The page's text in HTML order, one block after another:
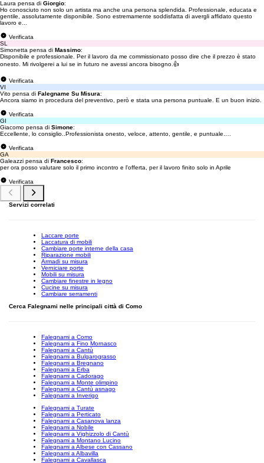
Laura pensa di Giorgio:
Ho conosciuto non solo un artista ma anche una persona splendida. Professionale, educata e
gentile, assolutamente disponibile. Sono estremamente soddisfatta di avergli affidato questo
lavoro e...
Verificata
SL
Simonetta pensa di Massimo:
Disponibile e professionale. Per il lavoro da me commissionato posso dire che il prezzo è stato
onesto. Mi rivolgerei a lui se in futuro ne avessi ancora bisogno.👍
Verificata
VI
Vito pensa di Falegname Su Misura:
Ancora siamo in procedura del preventivo, però e stata una persona puntuale. E un buon inizio.
Verificata
GI
Giacomo pensa di Simone:
Eccellente, lo consiglio..Professionista onesto, veloce, attento, gentile, e puntuale….
Verificata
GA
Galeazzi pensa di Francesco:
per ora posso valutare solo il primo incontro e l'offerta, per il lavoro finito solo in Aprile
Verificata
Servizi correlati
Laccare porte
Laccatura di mobili
Cambiare porte interne della casa
Riparazione mobili
Armadi su misura
Verniciare porte
Mobili su misura
Cambiare finestre in legno
Cucine su misura
Cambiare serramenti
Cerca Falegnami nelle principali città di Como
Falegnami a Como
Falegnami a Fino Mornasco
Falegnami a Cantù
Falegnami a Bulgarograsso
Falegnami a Bregnano
Falegnami a Erba
Falegnami a Cadorago
Falegnami a Monte olimpino
Falegnami a Cantù asnago
Falegnami a Inverigo
Falegnami a Turate
Falegnami a Perticato
Falegnami a Casanova lanza
Falegnami a Nobile
Falegnami a Vighizzolo di Cantù
Falegnami a Montano Lucino
Falegnami a Albese con Cassano
Falegnami a Albavilla
Falegnami a Cavallasca